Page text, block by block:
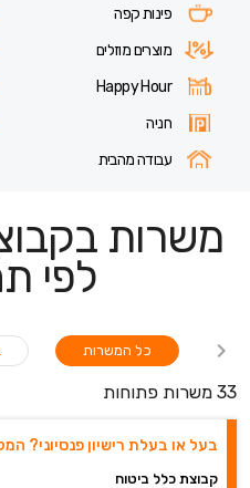
פינות קפה
מוצרים מוזלים
Happy Hour
חניה
עבודה מהבית
משרות
לפי
כל המשרות
33 משרות פתוחות
בעל או בעלת רישיון פנסיוני?
קבוצת כלל ביטוח